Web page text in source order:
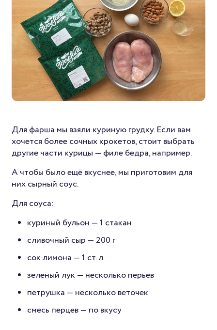
Для фарша мы взяли куриную грудку. Если вам
хочется более сочных крокетов, стоит выбрать
другие части курицы — филе бедра, например.
А чтобы было ещё вкуснее, мы приготовим для
них сырный соус.
Для соуса:
куриный бульон — 1 стакан
сливочный сыр — 200 г
сок лимона — 1 ст. л.
зеленый лук — несколько перьев
петрушка — несколько веточек
смесь перцев — по вкусу